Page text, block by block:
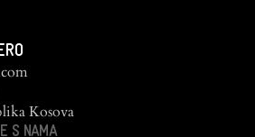
Kosova
S NAMA